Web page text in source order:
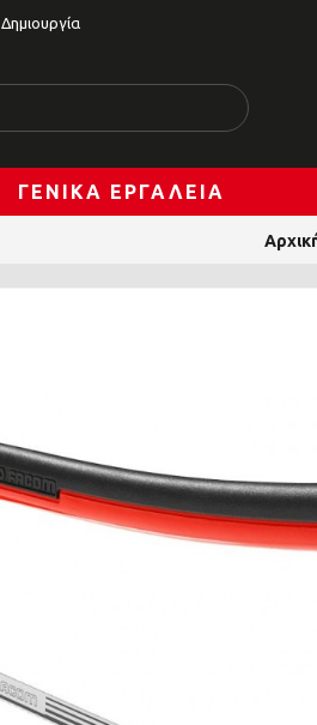
Δημιουργία
ΓΕΝΙΚΆ ΕΡΓΑΛΕΊΑ